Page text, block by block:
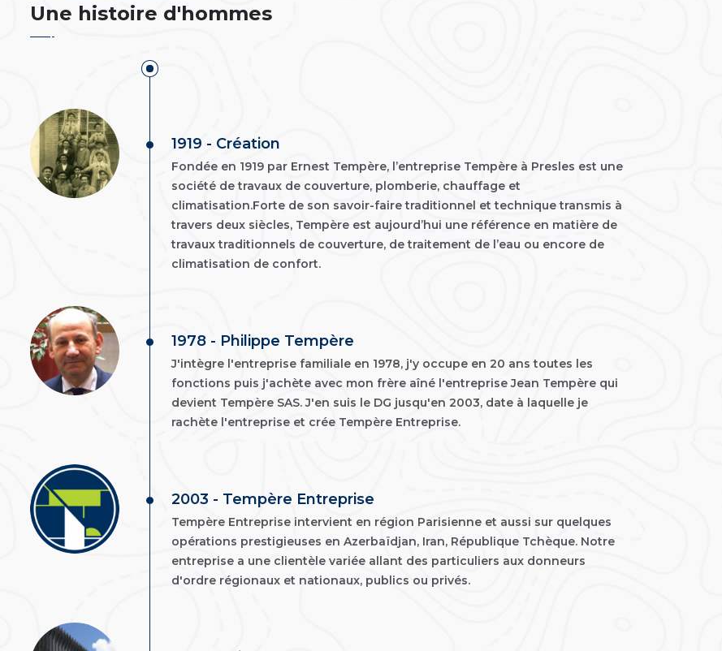
Une histoire d'hommes
1919 - Création
Fondée en 1919 par Ernest Tempère, l’entreprise Tempère à Presles est une
société de travaux de couverture, plomberie, chauffage et
climatisation.Forte de son savoir-faire traditionnel et technique transmis à
travers deux siècles, Tempère est aujourd’hui une référence en matière de
travaux traditionnels de couverture, de traitement de l’eau ou encore de
climatisation de confort.
1978 - Philippe Tempère
J'intègre l'entreprise familiale en 1978, j'y occupe en 20 ans toutes les
fonctions puis j'achète avec mon frère aîné l'entreprise Jean Tempère qui
devient Tempère SAS. J'en suis le DG jusqu'en 2003, date à laquelle je
rachète l'entreprise et crée Tempère Entreprise.
2003 - Tempère Entreprise
Tempère Entreprise intervient en région Parisienne et aussi sur quelques
opérations prestigieuses en Azerbaïdjan, Iran, République Tchèque. Notre
entreprise a une clientèle variée allant des particuliers aux donneurs
d'ordre régionaux et nationaux, publics ou privés.